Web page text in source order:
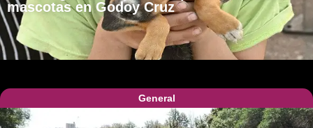
mascotas en Godoy Cruz
General